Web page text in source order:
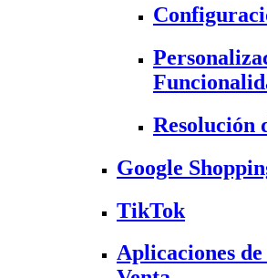
Resolución
Google
TikTok
Aplicaciones de